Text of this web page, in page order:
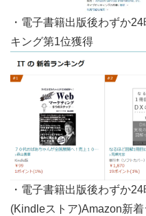
・電子書籍出版後わずか
キング第1位獲得
・電子書籍出版後わずか
(Kindleストア)Amazon新